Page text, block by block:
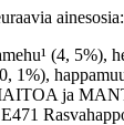
ainesosia:
(4, 5%),
ja